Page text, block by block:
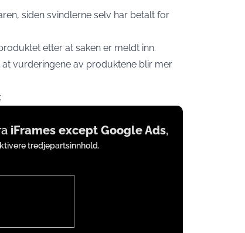
siden svindlerne selv har betalt for
etter at saken er meldt inn.
vurderingene av produktene blir mer
:
iFrames except Google Ads,
tredjepartsinnhold.